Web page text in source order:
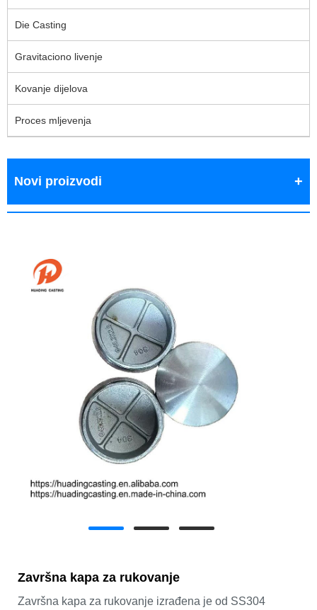
Die Casting
Gravitaciono livenje
Kovanje dijelova
Proces mljevenja
Novi proizvodi
Završna kapa za rukovanje
Završna kapa za rukovanje izrađena je od SS304